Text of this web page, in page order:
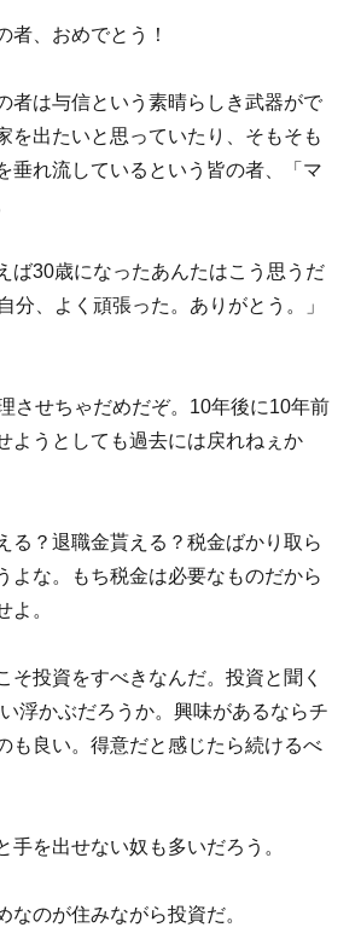
者、おめでとう！
者は与信という素晴らしき武器がで
を出たいと思っていたり、そもそも
垂れ流しているという皆の者、「マ
ば30歳になったあんたはこう思うだ
分、よく頑張った。ありがとう。」
させちゃだめだぞ。10年後に10年前
ようとしても過去には戻れねぇか
る？退職金貰える？税金ばかり取ら
よな。もち税金は必要なものだから
よ。
そ投資をすべきなんだ。投資と聞く
浮かぶだろうか。興味があるならチ
も良い。得意だと感じたら続けるべ
を出せない奴も多いだろう。
なのが住みながら投資だ。